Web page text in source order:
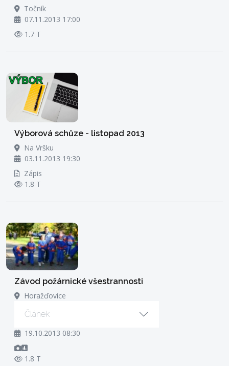
Točník
07.11.2013 17:00
1.7 T
Výborová schůze - listopad 2013
Na Vršku
03.11.2013 19:30
Zápis
1.8 T
Závod požárnické všestrannosti
Horažďovice
Článek
19.10.2013 08:30
1.8 T